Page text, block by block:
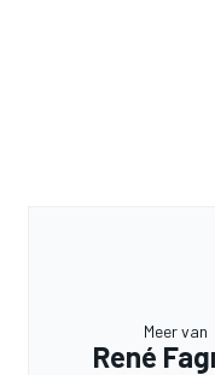
Meer van
René